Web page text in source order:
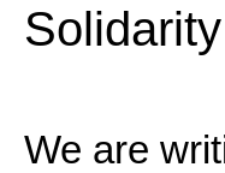
We are